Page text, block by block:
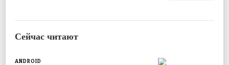
Сейчас читают
ANDROID